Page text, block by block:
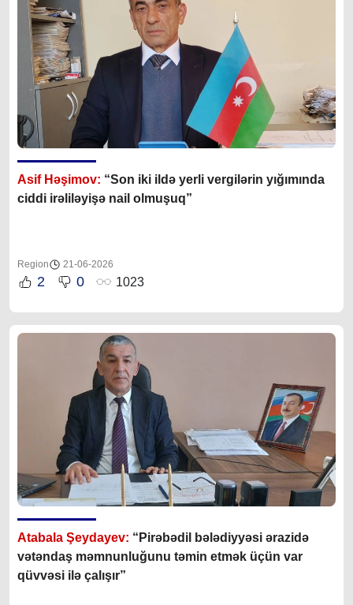
Asif Həşimov: “Son iki ildə yerli vergilərin yığımında
ciddi irəliləyişə nail olmuşuq”
Region 21-06-2026
2 0 1023
Atabala Şeydayev: “Pirəbədil bələdiyyəsi ərazidə
vətəndaş məmnunluğunu təmin etmək üçün var
qüvvəsi ilə çalışır”